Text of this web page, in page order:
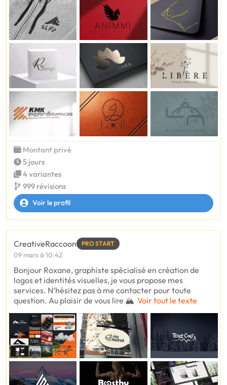
Montant privé
5 jours
4 variantes
999 révisions
Voir le profil
CreativeRaccoon PRO START
09 mars à 10:42
Bonjour Roxane, graphiste spécialisé en création de
logos et identités visuelles, je vous propose mes
services. N’hésitez pas à me contacter pour toute
question. Au plaisir de vous lire 🏔️ Voir tout le texte